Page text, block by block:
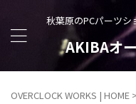
秋葉原のPCパーツシ
AKIBAオ
OVERCLOCK WORKS | HOME >